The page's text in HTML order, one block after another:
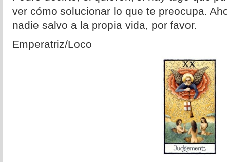
ver cómo solucionar lo que te preocupa.
nadie salvo a la propia vida, por favor.
Emperatriz/Loco